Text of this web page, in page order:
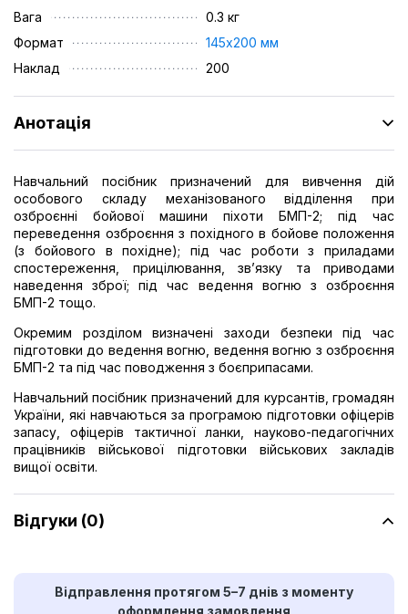
Вага
0.3 кг
Формат
145х200 мм
Наклад
200
Анотація
Навчальний посібник призначений для вивчення дій
особового складу механізованого відділення при
озброєнні бойової машини піхоти БМП-2; під час
переведення озброєння з похідного в бойове положення
(з бойового в похідне); під час роботи з приладами
спостереження, прицілювання, зв’язку та приводами
наведення зброї; під час ведення вогню з озброєння
БМП-2 тощо.
Окремим розділом визначені заходи безпеки під час
підготовки до ведення вогню, ведення вогню з озброєння
БМП-2 та під час поводження з боєприпасами.
Навчальний посібник призначений для курсантів, громадян
України, які навчаються за програмою підготовки офіцерів
запасу, офіцерів тактичної ланки, науково-педагогічних
працівників військової підготовки військових закладів
вищої освіти.
Відгуки (0)
Відправлення протягом 5–7 днів з моменту
оформлення замовлення